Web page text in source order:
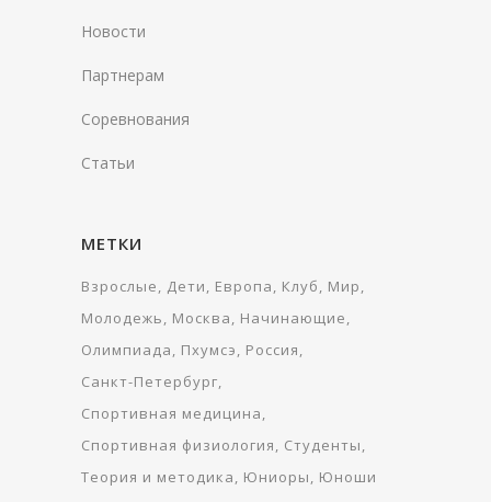
Новости
Партнерам
Соревнования
Статьи
МЕТКИ
Взрослые Дети Европа Клуб
Мир
Молодежь
Москва
Начинающие
Олимпиада
Пхумсэ
Россия
Санкт-Петербург
Спортивная медицина
Спортивная физиология
Студенты
Теория и методика
Юниоры Юноши